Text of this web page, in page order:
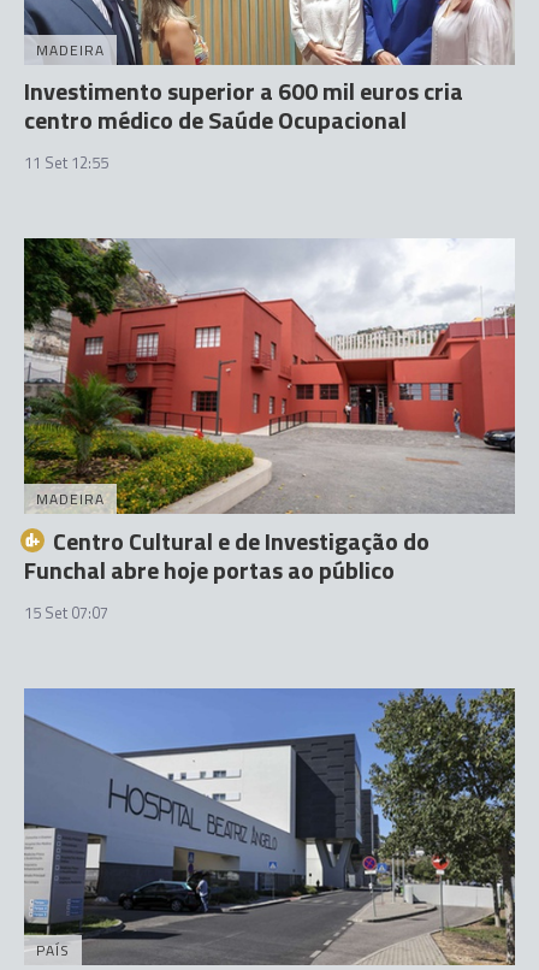
MADEIRA
Investimento superior a 600 mil euros cria
centro médico de Saúde Ocupacional
11 Set 12:55
MADEIRA
Centro Cultural e de Investigação do
Funchal abre hoje portas ao público
15 Set 07:07
PAÍS